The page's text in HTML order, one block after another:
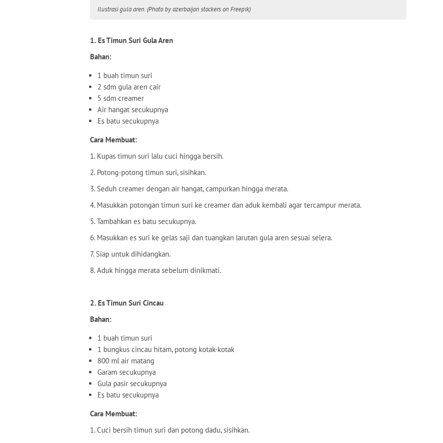
Ilustrasi gula aren. (Photo by azerbaijan stockers on Freepik)
1. Es Timun Suri Gula Aren
Bahan:
1 buah timun suri
2 sdm gula aren cair
5 sdm creamer
Air hangat secukupnya
Es batu secukupnya
Cara Membuat:
1. Kupas timun suri lalu cuci hingga bersih.
2. Potong-potong timun suri, sisihkan.
3. Seduh creamer dengan air hangat, campurkan hingga merata.
4. Masukkan potongan timun suri ke creamer dan aduk kembali agar tercampur merata.
5. Tambahkan es batu secukupnya.
6. Masukkan es suri ke gelas saji dan tuangkan larutan gula aren sesuai selera.
7. Siap untuk dihidangkan.
8. Aduk hingga merata sebelum dinikmati.
2. Es Timun Suri Cincau
Bahan:
1 buah timun suri
1 bungkus cincau hitam, potong kotak-kotak
800 ml air matang
Garam secukupnya
Gula pasir secukupnya
Es batu secukupnya
Cara Membuat:
1. Cuci bersih timun suri dan potong dadu, sisihkan.